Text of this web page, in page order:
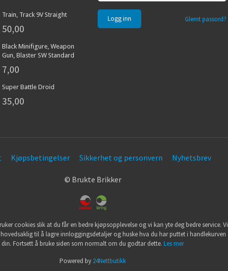
Train, Track 9V Straight
50,00
Black Minifigure, Weapon
Gun, Blaster SW Standard
7,00
Super Battle Droid
35,00
Glemt passord?
Kjøpsbetingelser Sikkerhet og personvern Nyhetsbrev
© Brukte Brikker
cookies slik at du får en bedre kjøpsopplevelse og vi kan yte deg bedre service. Vi
til å lagre innloggingsdetaljer og huske hva du har puttet i handlekurven
din. Fortsett å bruke siden som normalt om du godtar dette. Les mer
Powered by 24Nettbutikk